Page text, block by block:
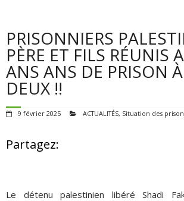
POUR AGIR
AGENDA
PRISONNIERS
PÈRE ET FILS RÉUNIS
ANS ANS DE PRISON
DEUX !!
9 février 2025 ACTUALITÉS, Situation des
Partagez:
Le détenu palestinien libéré Shadi